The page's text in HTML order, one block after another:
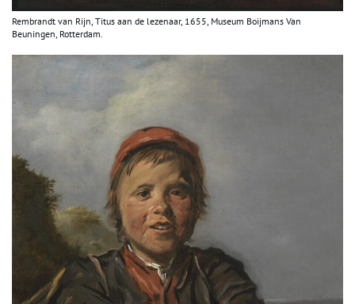
Rembrandt van Rijn, Titus aan de lezenaar, 1655, Museum Boijmans Van
Beuningen, Rotterdam.